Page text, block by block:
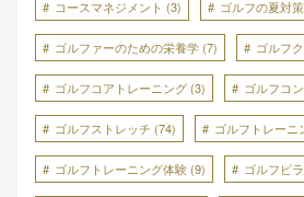
コースマネジメント (3) ゴルフの夏対策
ゴルファーのための栄養学 (7) ゴルフ
ゴルフコアトレーニング (3) ゴルフコ
ゴルフストレッチ (74) ゴルフトレーニ
ゴルフトレーニング体験 (9) ゴルフピ